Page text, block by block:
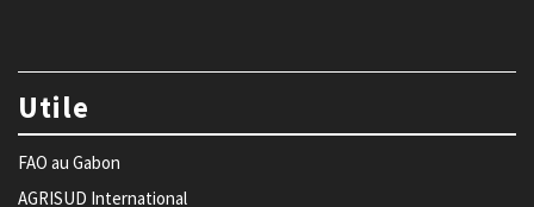
Utile
FAO au Gabon
AGRISUD International